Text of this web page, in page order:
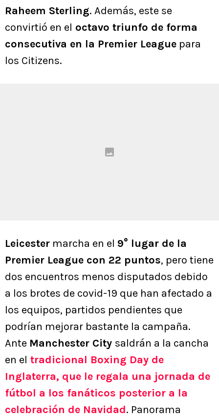
Raheem Sterling. Además, este se
convirtió en el octavo triunfo de forma
consecutiva en la Premier League para
los Citizens.
Leicester marcha en el 9° lugar de la
Premier League con 22 puntos, pero tiene
dos encuentros menos disputados debido
a los brotes de covid-19 que han afectado a
los equipos, partidos pendientes que
podrían mejorar bastante la campaña.
Ante Manchester City saldrán a la cancha
en el tradicional Boxing Day de
Inglaterra, que le regala una jornada de
fútbol a los fanáticos posterior a la
celebración de Navidad. Panorama